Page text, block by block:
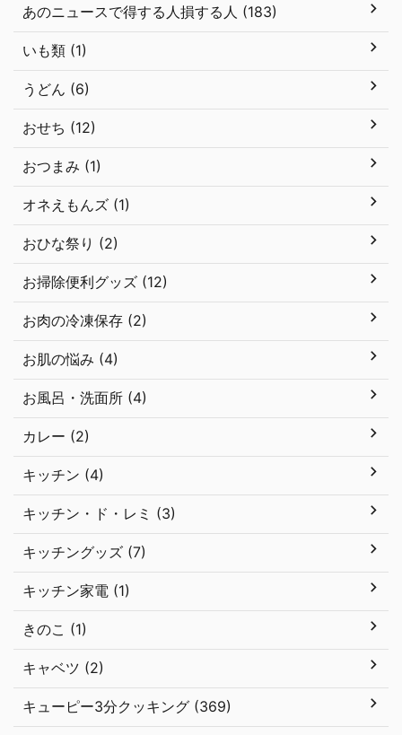
あのニュースで得する人損する人 (183)
いも類 (1)
うどん (6)
おせち (12)
おつまみ (1)
オネえもんズ (1)
おひな祭り (2)
お掃除便利グッズ (12)
お肉の冷凍保存 (2)
お肌の悩み (4)
お風呂・洗面所 (4)
カレー (2)
キッチン (4)
キッチン・ド・レミ (3)
キッチングッズ (7)
キッチン家電 (1)
きのこ (1)
キャベツ (2)
キューピー3分クッキング (369)